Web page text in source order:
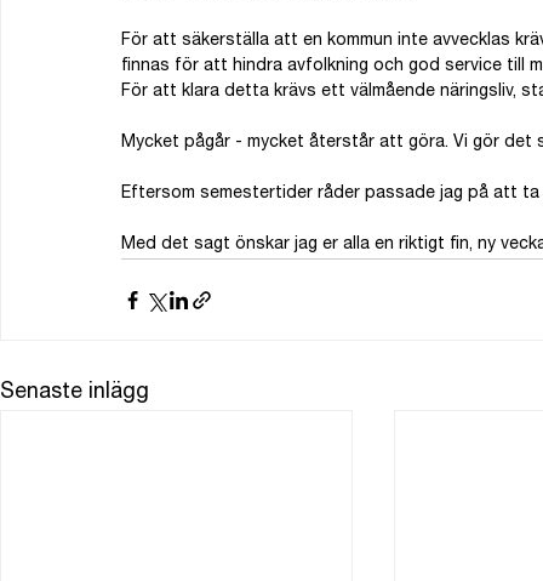
För att säkerställa att en kommun inte avvecklas
finnas för att hindra avfolkning och god service till
För att klara detta krävs ett välmående näringsliv,
Mycket pågår - mycket återstår att göra. Vi gör det
Eftersom semestertider råder passade jag på att
Med det sagt önskar jag er alla en riktigt fin, ny
Senaste inlägg